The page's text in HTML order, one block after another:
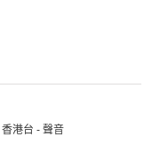
香港台 - 聲音